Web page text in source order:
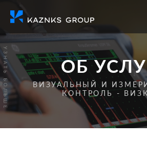
ОБ
ВИЗУАЛЬНЫЙ И
КОНТРОЛЬ -